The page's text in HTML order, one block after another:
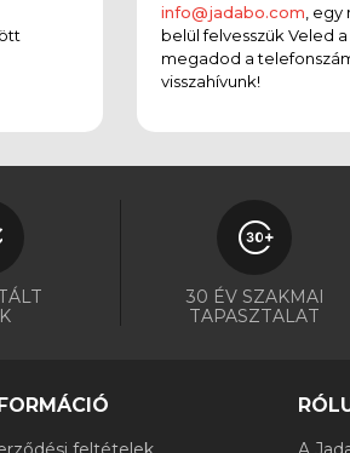
info@jadabo.com ,
belül felvesszük Veled
megadod a
visszahívunk!
30 ÉV SZAKMAI
TAPASZTALAT